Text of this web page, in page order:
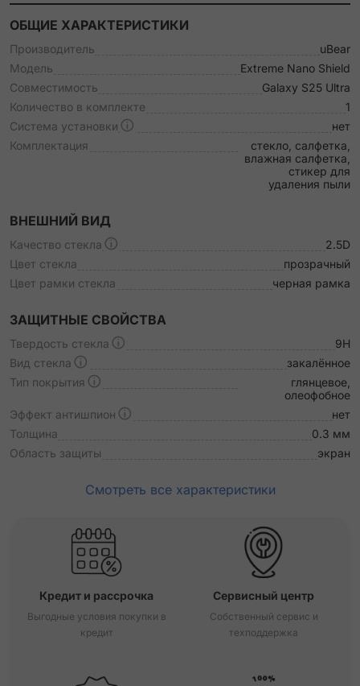
ОБЩИЕ ХАРАКТЕРИСТИКИ
Производитель
uBear
Модель
Extreme Nano Shield
Совместимость
Galaxy S25 Ultra
Количество в комплекте
1
Система установки
нет
Комплектация
стекло, салфетка,
влажная салфетка,
стикер для
удаления пыли
ВНЕШНИЙ ВИД
Качество стекла
2.5D
Цвет стекла
прозрачный
Цвет рамки стекла
черная рамка
ЗАЩИТНЫЕ СВОЙСТВА
Твердость стекла
9H
Вид стекла
закалённое
Тип покрытия
глянцевое,
олеофобное
Эффект антишпион
нет
Толщина
0.3 мм
Область защиты
экран
Смотреть все характеристики
Кредит и рассрочка
Выгодные условия покупки в
кредит
Сервисный центр
Собственный сервис и
техподдержка